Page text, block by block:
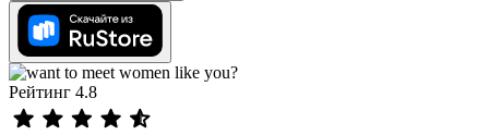
Рейтинг 4.8